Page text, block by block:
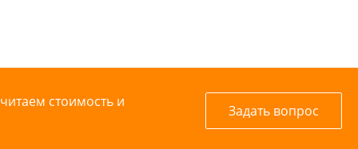
стоимость и
Задать вопрос